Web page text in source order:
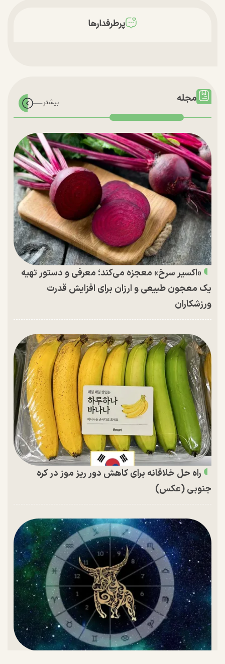
پرطرفدارها
مجله
«اکسیر سرخ» معجزه می‌کند؛ معرفی و دستور تهیه
یک معجون طبیعی و ارزان برای افزایش قدرت
ورزشکاران
راه حل خلاقانه برای کاهش دور ریز موز در کره
جنوبی (عکس)